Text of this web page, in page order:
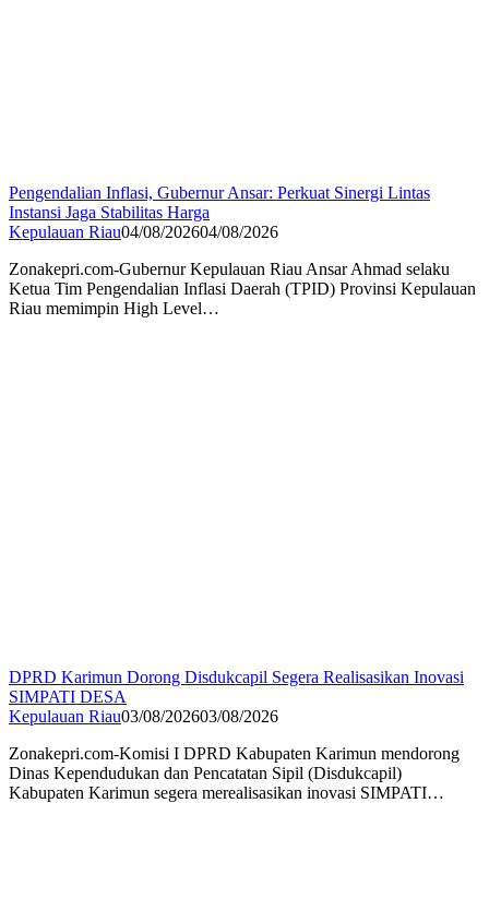
Pengendalian Inflasi, Gubernur Ansar: Perkuat Sinergi Lintas
Instansi Jaga Stabilitas Harga
Kepulauan Riau04/08/202604/08/2026
Zonakepri.com-Gubernur Kepulauan Riau Ansar Ahmad selaku
Ketua Tim Pengendalian Inflasi Daerah (TPID) Provinsi Kepulauan
Riau memimpin High Level…
DPRD Karimun Dorong Disdukcapil Segera Realisasikan Inovasi
SIMPATI DESA
Kepulauan Riau03/08/202603/08/2026
Zonakepri.com-Komisi I DPRD Kabupaten Karimun mendorong
Dinas Kependudukan dan Pencatatan Sipil (Disdukcapil)
Kabupaten Karimun segera merealisasikan inovasi SIMPATI…